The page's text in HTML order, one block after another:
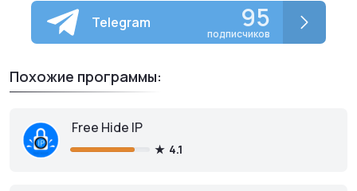
Telegram 95
подписчиков
Похожие программы:
Free Hide IP
4.1